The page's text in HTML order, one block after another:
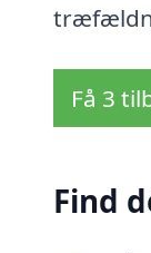
Få 3
Find